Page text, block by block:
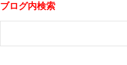
ブログ内検索